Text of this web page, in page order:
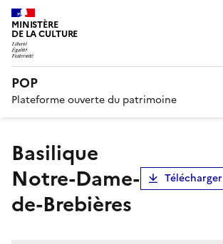
MINISTÈRE
DE LA CULTURE
POP
Plateforme ouverte du patrimoine
basilique
Notre-Dame-
de-Brebières
Télécharger